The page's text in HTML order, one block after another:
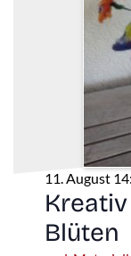
11. August
Blüten